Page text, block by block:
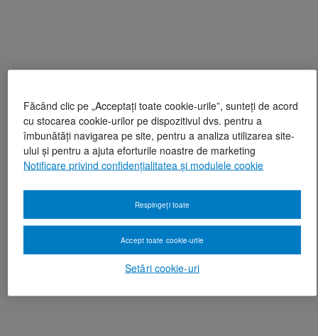
Făcând clic pe „Acceptați toate cookie-urile”, sunteți de acord
cu stocarea cookie-urilor pe dispozitivul dvs. pentru a
îmbunătăți navigarea pe site, pentru a analiza utilizarea site-
ului și pentru a ajuta eforturile noastre de marketing
Notificare privind confidențialitatea și modulele cookie
Setări cookie-uri
Respingeți toate
Accept toate cookie-urile